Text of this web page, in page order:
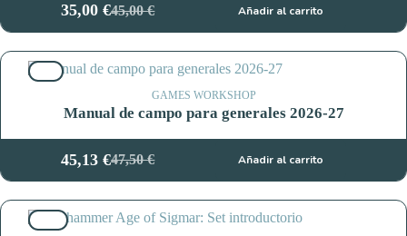
45,00€
El
precio
original
era:
45,00 €.
35,00€El
precio
actual
es:
35,00 €.
Añadir al carrito
GAMES WORKSHOP
Manual de campo para generales 2026-27
47,50€
El
precio
original
era:
45,13€El
precio
actual
es:
Añadir al carrito